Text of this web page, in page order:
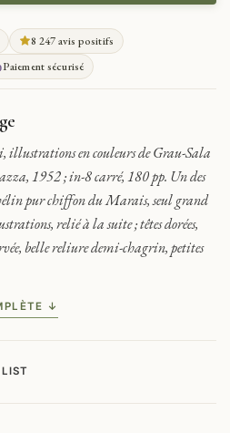
8 247 avis positifs
Paiement sécurisé
en couleurs de Grau-Sala
1952 ; in-8 carré, 180 pp. Un des
pur chiffon du Marais, seul grand
relié à la suite ; têtes dorées,
belle reliure demi-chagrin, petites
↓